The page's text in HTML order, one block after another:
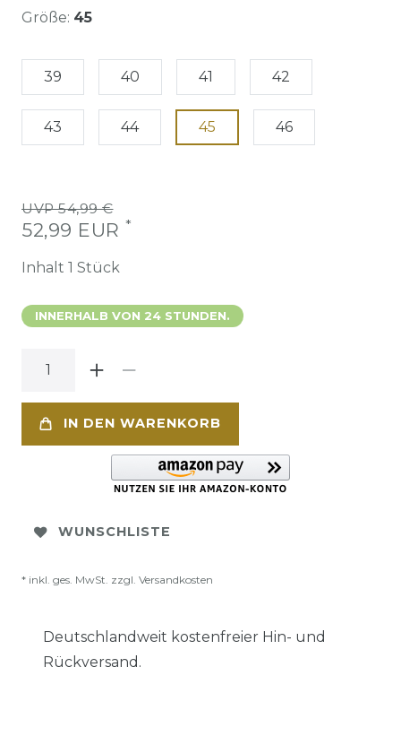
Größe: 45
39 40 41 42
43 44 45 46
UVP 54,99 €
52,99 EUR *
Inhalt 1 Stück
INNERHALB VON 24 STUNDEN.
IN DEN WARENKORB
WUNSCHLISTE
* inkl. ges. MwSt. zzgl. Versandkosten
Deutschlandweit kostenfreier Hin- und
Rückversand.